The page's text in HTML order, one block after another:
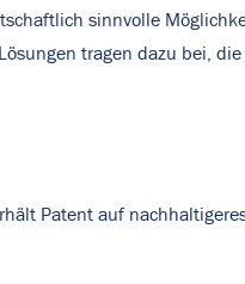
sinnvolle
tragen dazu bei, die
Patent auf